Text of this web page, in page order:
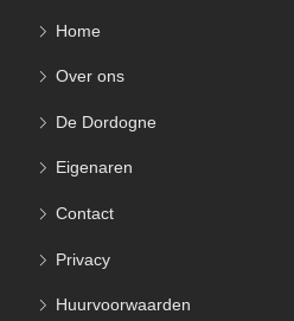
Home
Over ons
De Dordogne
Eigenaren
Contact
Privacy
Huurvoorwaarden